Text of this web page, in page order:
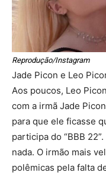
Reprodução/Instagram
Jade Picon e Leo
Aos poucos, Leo
com a irmã Jade
para que ele ficasse
participa do “BBB
nada. O irmão mais
polêmicas pela falta